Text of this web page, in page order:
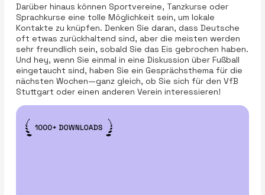
Darüber hinaus können Sportvereine, Tanzkurse oder
Sprachkurse eine tolle Möglichkeit sein, um lokale
Kontakte zu knüpfen. Denken Sie daran, dass Deutsche
oft etwas zurückhaltend sind, aber die meisten werden
sehr freundlich sein, sobald Sie das Eis gebrochen haben.
Und hey, wenn Sie einmal in eine Diskussion über Fußball
eingetaucht sind, haben Sie ein Gesprächsthema für die
nächsten Wochen—ganz gleich, ob Sie sich für den VfB
Stuttgart oder einen anderen Verein interessieren!